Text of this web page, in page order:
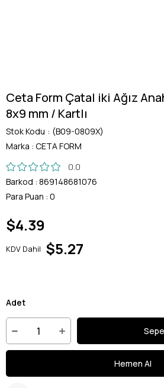
Ceta Form Çatal iki Ağız
8x9 mm / Kartlı
Stok Kodu
(B09-0809X)
Marka : CETA FORM
0.0
Barkod : 869148681076
Para Puan : 0
$4.39
KDV Dahil $5.27
Adet